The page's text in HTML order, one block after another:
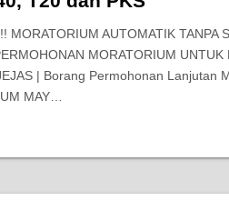
MORATORIUM AUTOMATIK TANPA
MORATORIUM
| Borang Permohonan Lanjutan
MAY…